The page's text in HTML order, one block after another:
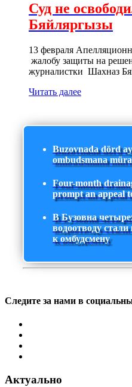
Суд не
Бяйляргызы
13 февраля
жалобу защиты на
журналистки Шахназ
Читать далее
Buzovnada dörd
ombudsmana
Four-month
prompt an appeal
В Бузовна
водоотводу
к омбудсмену
Следите за нами в
Актуально